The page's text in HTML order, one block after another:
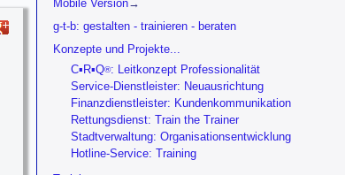
Mobile Version→
Navigation überspringen
g-t-b: gestalten - trainieren - beraten
Konzepte und Projekte...
C▪R▪Q®: Leitkonzept Professionalität
Service-Dienstleister: Neuausrichtung
Finanzdienstleister: Kundenkommunikation
Rettungsdienst: Train the Trainer
Stadtverwaltung: Organisationsentwicklung
Hotline-Service: Training